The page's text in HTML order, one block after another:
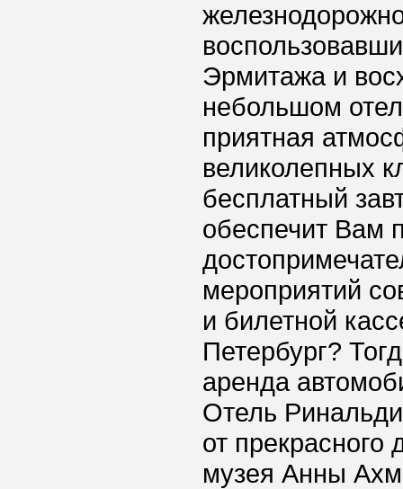
Эрмитажа и
небольшом
приятная
великолепных
бесплатный
обеспечит Вам
мероприятий
и билетной
Петербург?
аренда
Отель
от
музея Анны